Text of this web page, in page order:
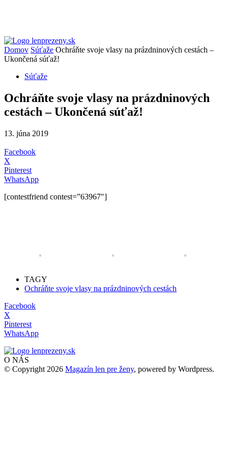
Domov Súťaže Ochráňte svoje vlasy na prázdninových cestách –
Ukončená súťaž!
Súťaže
Ochráňte svoje vlasy na prázdninových
cestách – Ukončená súťaž!
13. júna 2019
Facebook
X
Pinterest
WhatsApp
[contestfriend contest=”63967″]
TAGY
Ochráňte svoje vlasy na prázdninových cestách
Facebook
X
Pinterest
WhatsApp
O NÁS
© Copyright 2026 Magazín len pre ženy, powered by Wordpress.